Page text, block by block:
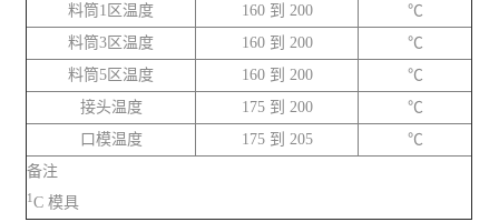
料筒1区温度
160 到 200
℃
料筒3区温度
160 到 200
℃
料筒5区温度
160 到 200
℃
接头温度
175 到 200
℃
口模温度
175 到 205
℃
备注
1C 模具